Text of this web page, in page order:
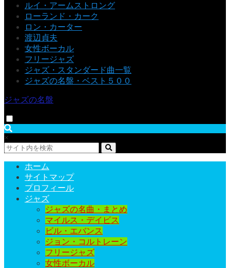
ルイ・アームストロング
ローランド・カーク
ロン・カーター
渡辺貞夫
女性ボーカル
フリージャズ
ジャズ・スタンダード曲一覧
ジャズの名盤・ベスト５００
ジャズの名盤
×
ホーム
サイトマップ
プロフィール
ジャズ
ジャズの名曲・まとめ
マイルス・デイビス
ビル・エバンス
ジョン・コルトレーン
フリージャズ
女性ボーカル